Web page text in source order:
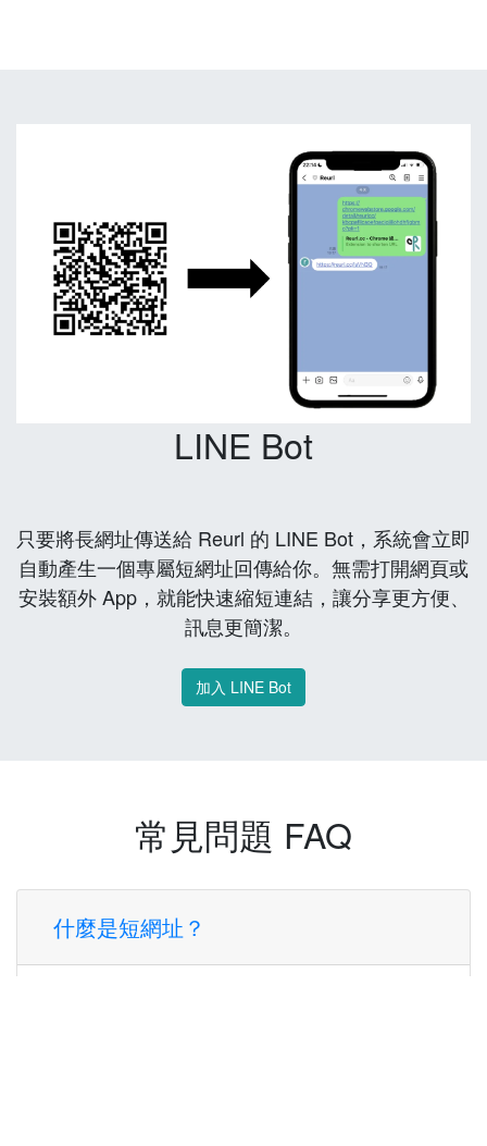
LINE Bot
只要將長網址傳送給 Reurl 的 LINE Bot，系統會立即
自動產生一個專屬短網址回傳給你。無需打開網頁或
安裝額外 App，就能快速縮短連結，讓分享更方便、
訊息更簡潔。
加入 LINE Bot
常見問題 FAQ
什麼是短網址？